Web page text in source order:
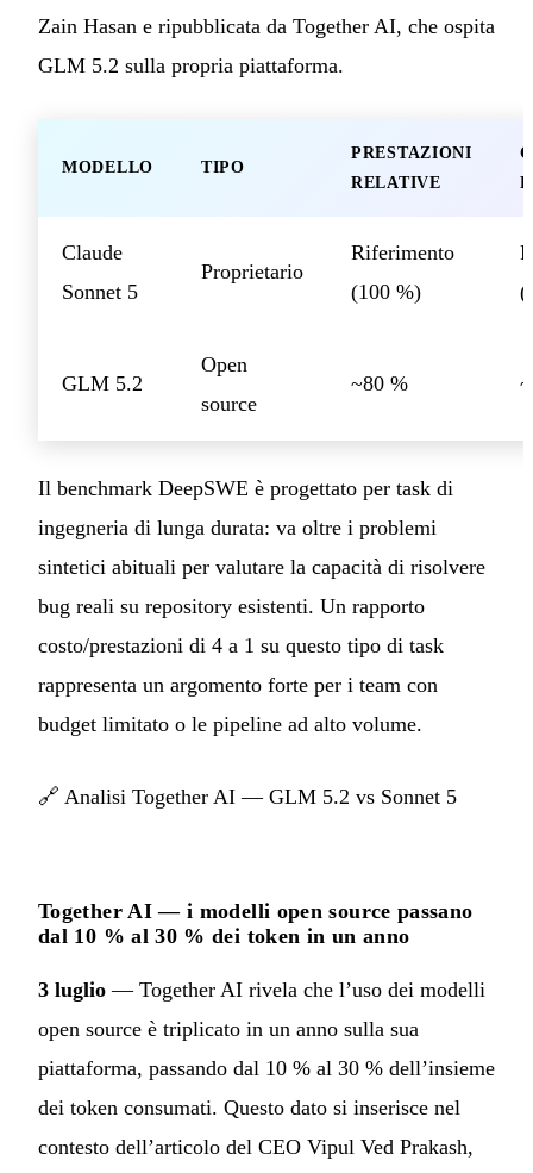
Zain Hasan e ripubblicata da Together AI, che ospita
GLM 5.2 sulla propria piattaforma.
MODELLO TIPO
PRESTAZIONI
RELATIVE
Claude
Sonnet 5
Proprietario
Riferimento
(100 %)
GLM 5.2
Open
source
~80 %
Il benchmark DeepSWE è progettato per task di
ingegneria di lunga durata: va oltre i problemi
sintetici abituali per valutare la capacità di risolvere
bug reali su repository esistenti. Un rapporto
costo/prestazioni di 4 a 1 su questo tipo di task
rappresenta un argomento forte per i team con
budget limitato o le pipeline ad alto volume.
🔗 Analisi Together AI — GLM 5.2 vs Sonnet 5
Together AI — i modelli open source passano
dal 10 % al 30 % dei token in un anno
3 luglio — Together AI rivela che l’uso dei modelli
open source è triplicato in un anno sulla sua
piattaforma, passando dal 10 % al 30 % dell’insieme
dei token consumati. Questo dato si inserisce nel
contesto dell’articolo del CEO Vipul Ved Prakash,